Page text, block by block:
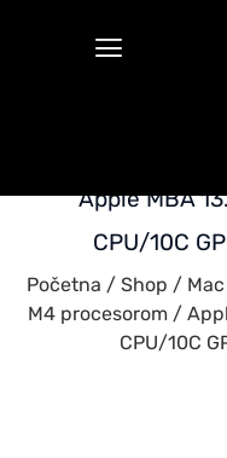
Apple MBA
CPU/10C
Početna / Shop / Mac
M4 procesorom /
CPU/10C